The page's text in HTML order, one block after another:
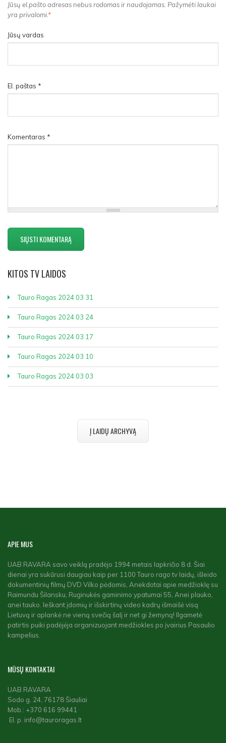
Jūsų el.pašto adresas nebus rodomas ir naudojamas. Pažymėti laukai
yra privalomi.*
Jūsų vardas
El. paštas *
Komentaras *
KITOS TV LAIDOS
Tauro Ragas 2024 03 31
Tauro Ragas 2024 03 24
Tauro Ragas 2024 03 17
Tauro Ragas 2024 03 10
Tauro Ragas 2024 03 03
Į LAIDŲ ARCHYVĄ
APIEMUS
UAB RAVARA savo veiklą pradėjo 1994 metais lapkričio 8 d. Šiai
dienai yra sukūrusi daugiau kaip per 1100 Tauro rago tv laidų, išleido
dokumentinių filmų DVD Vilko pėdomis, Anekdotai apie medžioklę su
Raimundu Šilansku, Ruginukės gaminimo ypatumai 55, Anei plauko,
anei tauko. Ieškant įdomių ir išskirtinų video kadrų išmaišė visą
Lietuvą ir aplankė ne vieną svečią šalį ir net gi žemyną! Ilgametė
patirtis puiki padėjėja organizuojant medžiokles po įvairius Pasaulio
kampelius.
MŪSŲ KONTAKTAI
UAB RAVARA
Sodo g. 24, 76178 Šiauliai
Mob.: +370 616 99441
El. p. info@tauroragas.lt